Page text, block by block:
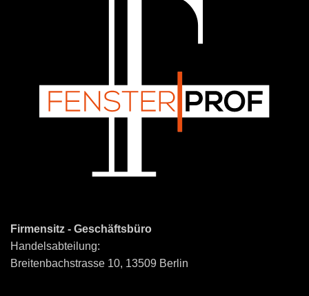
Firmensitz - Geschäftsbüro
Handelsabteilung:
Breitenbachstrasse 10, 13509 Berlin